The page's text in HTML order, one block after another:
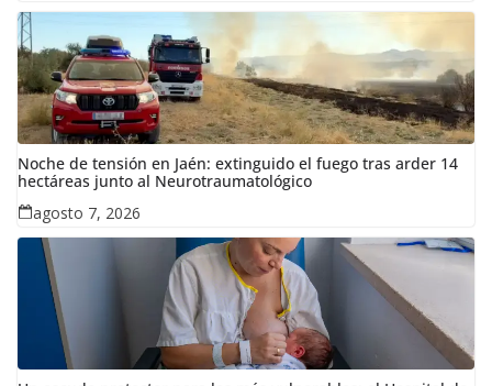
Noche de tensión en Jaén: extinguido el fuego tras arder 14
hectáreas junto al Neurotraumatológico
agosto 7, 2026